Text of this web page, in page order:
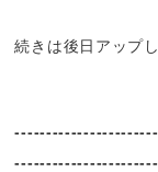
続きは後日アップ